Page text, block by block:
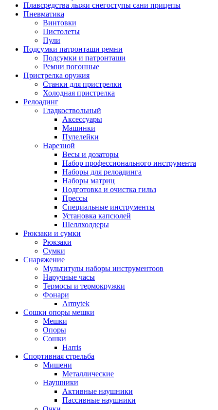
Плавсредства лыжи снегоступы сани прицепы
Пневматика
Винтовки
Пистолеты
Пули
Подсумки патронташи ремни
Подсумки и патронташи
Ремни погонные
Пристрелка оружия
Станки для пристрелки
Холодная пристрелка
Релоадинг
Гладкоствольный
Аксессуары
Машинки
Пулелейки
Нарезной
Весы и дозаторы
Набор профессионального инструмента
Наборы для релоадинга
Наборы матриц
Подготовка и очистка гильз
Прессы
Специальные инструменты
Установка капсюлей
Шеллхолдеры
Рюкзаки и сумки
Рюкзаки
Сумки
Снаряжение
Мультитулы наборы инструментоов
Наручные часы
Термосы и термокружки
Фонари
Armytek
Сошки опоры мешки
Мешки
Опоры
Сошки
Harris
Спортивная стрельба
Мишени
Металлические
Наушники
Активные наушники
Пассивные наушники